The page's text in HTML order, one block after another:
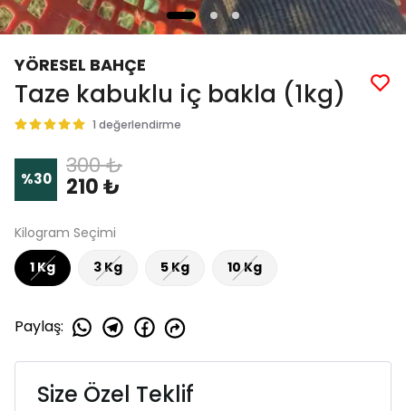
YÖRESEL BAHÇE
Taze kabuklu iç bakla (1kg)
1 değerlendirme
%30 300 ₺
210 ₺
Kilogram Seçimi
1 Kg
3 Kg 5 Kg 10 Kg
Paylaş:
Size Özel Teklif